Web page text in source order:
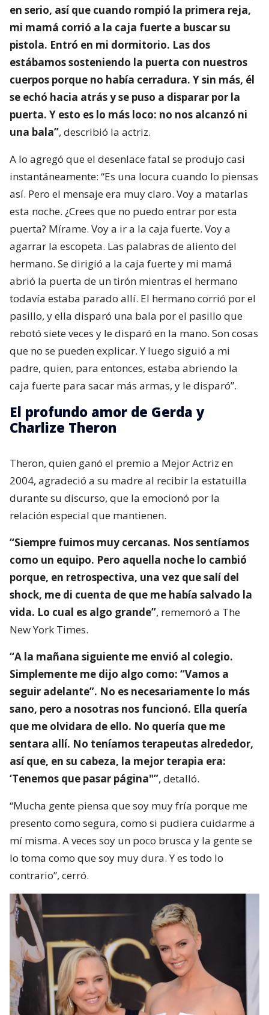
en serio, así que cuando rompió la primera reja,
mi mamá corrió a la caja fuerte a buscar su
pistola. Entró en mi dormitorio. Las dos
estábamos sosteniendo la puerta con nuestros
cuerpos porque no había cerradura. Y sin más, él
se echó hacia atrás y se puso a disparar por la
puerta. Y esto es lo más loco: no nos alcanzó ni
una bala”, describió la actriz.
A lo agregó que el desenlace fatal se produjo casi
instantáneamente: “Es una locura cuando lo piensas
así. Pero el mensaje era muy claro. Voy a matarlas
esta noche. ¿Crees que no puedo entrar por esta
puerta? Mírame. Voy a ir a la caja fuerte. Voy a
agarrar la escopeta. Las palabras de aliento del
hermano. Se dirigió a la caja fuerte y mi mamá
abrió la puerta de un tirón mientras el hermano
todavía estaba parado allí. El hermano corrió por el
pasillo, y ella disparó una bala por el pasillo que
rebotó siete veces y le disparó en la mano. Son cosas
que no se pueden explicar. Y luego siguió a mi
padre, quien, para entonces, estaba abriendo la
caja fuerte para sacar más armas, y le disparó”.
El profundo amor de Gerda y
Charlize Theron
Theron, quien ganó el premio a Mejor Actriz en
2004, agradeció a su madre al recibir la estatuilla
durante su discurso, que la emocionó por la
relación especial que mantienen.
“Siempre fuimos muy cercanas. Nos sentíamos
como un equipo. Pero aquella noche lo cambió
porque, en retrospectiva, una vez que salí del
shock, me di cuenta de que me había salvado la
vida. Lo cual es algo grande”, rememoró a The
New York Times.
“A la mañana siguiente me envió al colegio.
Simplemente me dijo algo como: “Vamos a
seguir adelante”. No es necesariamente lo más
sano, pero a nosotras nos funcionó. Ella quería
que me olvidara de ello. No quería que me
sentara allí. No teníamos terapeutas alrededor,
así que, en su cabeza, la mejor terapia era:
‘Tenemos que pasar página"”, detalló.
“Mucha gente piensa que soy muy fría porque me
presento como segura, como si pudiera cuidarme a
mí misma. A veces soy un poco brusca y la gente se
lo toma como que soy muy dura. Y es todo lo
contrario”, cerró.